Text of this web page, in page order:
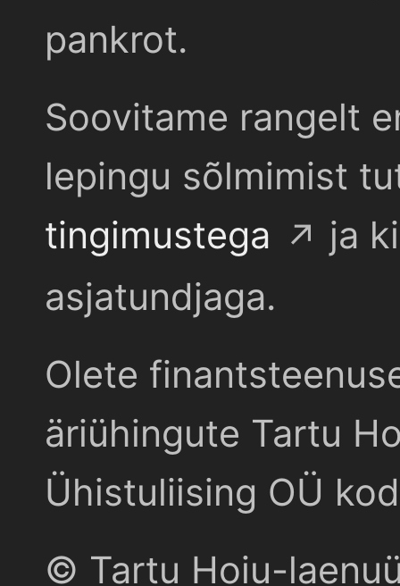
pankrot.
Soovitame rangelt
lepingu sõlmimist
tingimustega
ja
asjatundjaga.
Olete
äriühingute Tartu
Ühistuliising OÜ
© Tartu Hoiu-